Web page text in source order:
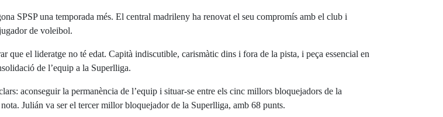
SPSP una temporada més. El central madrileny ha renovat el seu compromís amb el club i
de voleibol.
que el lideratge no té edat. Capità indiscutible, carismàtic dins i fora de la pista, i peça essencial en
de l’equip a la Superlliga.
aconseguir la permanència de l’equip i situar-se entre els cinc millors bloquejadors de la
Julián va ser el tercer millor bloquejador de la Superlliga, amb 68 punts.